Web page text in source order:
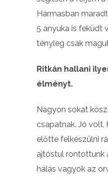
Hármasban
5 anyuka is feküdt
tényleg csak
Ritkán hallani
élményt.
Nagyon sokat
csapatnak. Jó
előtte felkészülni
ajtóstul rontottunk
hálás vagyok az